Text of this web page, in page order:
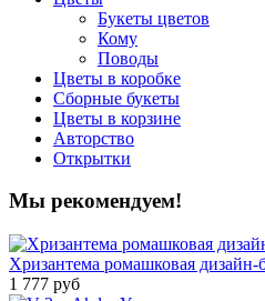
Букеты цветов
Кому
Поводы
Цветы в коробке
Сборные букеты
Цветы в корзине
Авторство
Открытки
Мы рекомендуем!
Хризантема ромашковая
1 777 руб